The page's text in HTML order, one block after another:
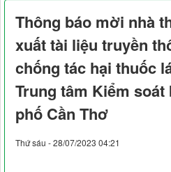
Thông báo mời nhà
xuất tài liệu truyền
chống tác hại thuốc
Trung tâm Kiểm soát
phố Cần Thơ
Thứ sáu - 28/07/2023 04:21